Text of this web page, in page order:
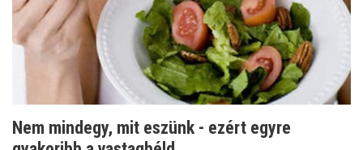
Nem mindegy, mit eszünk - ezért egyre